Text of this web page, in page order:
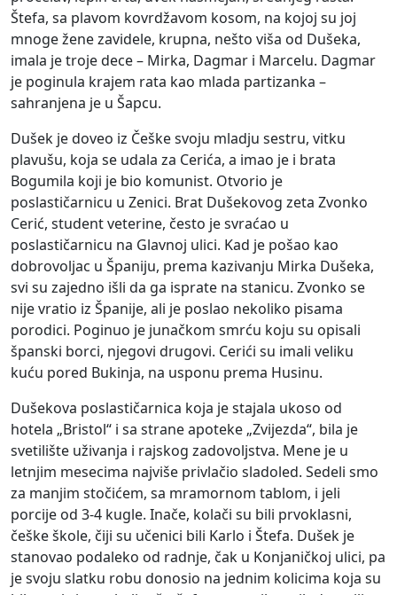
Štefa, sa plavom kovrdžavom kosom, na kojoj su joj
mnoge žene zavidele, krupna, nešto viša od Dušeka,
imala je troje dece – Mirka, Dagmar i Marcelu. Dagmar
je poginula krajem rata kao mlada partizanka –
sahranjena je u Šapcu.
Dušek je doveo iz Češke svoju mladju sestru, vitku
plavušu, koja se udala za Cerića, a imao je i brata
Bogumila koji je bio komunist. Otvorio je
poslastičarnicu u Zenici. Brat Dušekovog zeta Zvonko
Cerić, student veterine, često je svraćao u
poslastičarnicu na Glavnoj ulici. Kad je pošao kao
dobrovoljac u Španiju, prema kazivanju Mirka Dušeka,
svi su zajedno išli da ga isprate na stanicu. Zvonko se
nije vratio iz Španije, ali je poslao nekoliko pisama
porodici. Poginuo je junačkom smrću koju su opisali
španski borci, njegovi drugovi. Cerići su imali veliku
kuću pored Bukinja, na usponu prema Husinu.
Dušekova poslastičarnica koja je stajala ukoso od
hotela „Bristol“ i sa strane apoteke „Zvijezda“, bila je
svetilište uživanja i rajskog zadovoljstva. Mene je u
letnjim mesecima najviše privlačio sladoled. Sedeli smo
za manjim stočićem, sa mramornom tablom, i jeli
porcije od 3-4 kugle. Inače, kolači su bili prvoklasni,
češke škole, čiji su učenici bili Karlo i Štefa. Dušek je
stanovao podaleko od radnje, čak u Konjaničkoj ulici, pa
je svoju slatku robu donosio na jednim kolicima koja su